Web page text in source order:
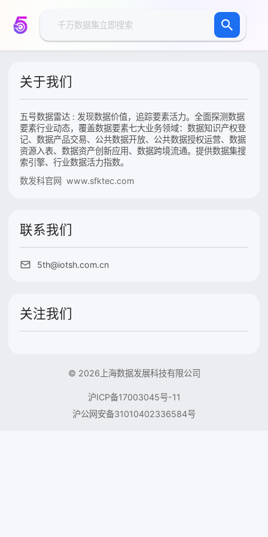
关于我们
五号数据雷达 : 发现数据价值，追踪要素活力。全面探测数据
要素行业动态，覆盖数据要素七大业务领域：数据知识产权登
记、数据产品交易、公共数据开放、公共数据授权运营、数据
资源入表、数据资产创新应用、数据跨境流通。提供数据集搜
索引擎、行业数据活力指数。
数发科官网 www.sfktec.com
联系我们
5th@iotsh.com.cn
关注我们
© 2026上海数据发展科技有限公司
沪ICP备17003045号-11
沪公网安备31010402336584号